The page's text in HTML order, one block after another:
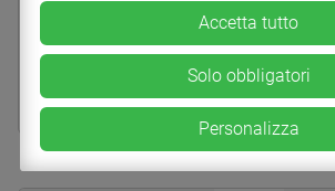
ARREDI E MATERIALI DA ARREDAMENTO
PRODOTTI PER LA CASA
KARTELL SPA
Accetta tutto
Solo obbligatori
Personalizza